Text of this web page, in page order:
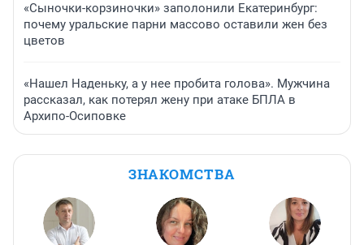
«Сыночки-корзиночки» заполонили Екатеринбург:
почему уральские парни массово оставили жен без
цветов
«Нашел Наденьку, а у нее пробита голова». Мужчина
рассказал, как потерял жену при атаке БПЛА в
Архипо-Осиповке
ЗНАКОМСТВА